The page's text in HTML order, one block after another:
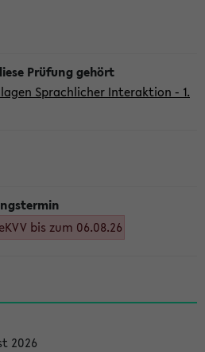
Sprachlicher Interaktion - 1.
bis zum 06.08.26
2026